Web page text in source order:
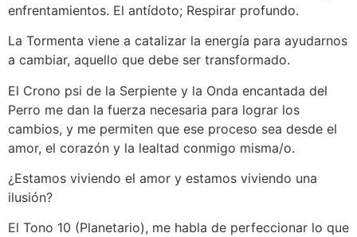
enfrentamientos. El antídoto; Respirar profundo.
La Tormenta viene a catalizar la energía para ayudarnos
a cambiar, aquello que debe ser transformado.
El Crono psi de la Serpiente y la Onda encantada del
Perro me dan la fuerza necesaria para lograr los
cambios, y me permiten que ese proceso sea desde el
amor, el corazón y la lealtad conmigo misma/o.
¿Estamos viviendo el amor y estamos viviendo una
ilusión?
El Tono 10 (Planetario), me habla de perfeccionar lo que